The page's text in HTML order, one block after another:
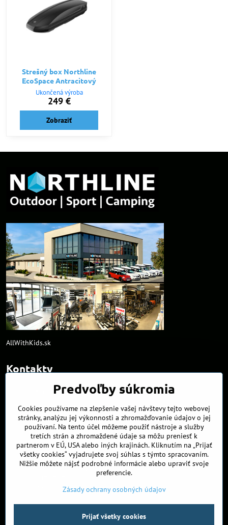
Strešný box Northline
EcoSpace Antracitový
Ukončená výroba
249 €
Zobraziť
AllWithKids.sk
Kontakty
info​@northline​.sk
+421 902 255 255
Kamenná predajňa
Nádražná 34/A
90027 Ivánka pri Dunaji
Otváracie hodiny
9:00 - 17:00
8:00 - 16:00
©2026Copyright
Predvoľby súkromia
Cookies používame na zlepšenie vašej návštevy tejto webovej
stránky, analýzu jej výkonnosti a zhromažďovanie údajov o jej
používaní. Na tento účel môžeme použiť nástroje a služby
tretích strán a zhromaždené údaje sa môžu preniesť k
partnerom v EÚ, USA alebo iných krajinách. Kliknutím na „Prijať
všetky cookies“ vyjadrujete svoj súhlas s týmto spracovaním.
Nižšie môžete nájsť podrobné informácie alebo upraviť svoje
preferencie.
Zásady ochrany osobných údajov
Prijať všetky cookies